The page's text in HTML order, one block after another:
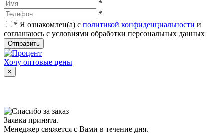
*
*
* Я ознакомлен(а) с политикой конфиденциальности и
соглашаюсь с условиями обработки персональных данных
Отправить
Хочу оптовые цены
×
Заявка принята.
Менеджер свяжется с Вами в течение дня.